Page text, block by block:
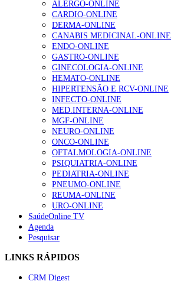
te na Insuficiência Cardíaca” da
207 visualizações
Enfermagem Forense. “Da
gesto conta e cada profissional
203 visualizações
Alguns milhares de utentes
família com nova regras do
162 visualizações
“Os programas de rastreio do
custo-efetivos e representam
sustentável para os sistemas de
94 visualizações
Quase quatro em cada dez
ALERGO-ONLINE
CARDIO-ONLINE
DERMA-ONLINE
CANABIS MEDICINAL-ONLINE
ENDO-ONLINE
GASTRO-ONLINE
GINECOLOGIA-ONLINE
HEMATO-ONLINE
HIPERTENSÃO E RCV-ONLINE
INFECTO-ONLINE
MED.INTERNA-ONLINE
MGF-ONLINE
NEURO-ONLINE
ONCO-ONLINE
OFTALMOLOGIA-ONLINE
PSIQUIATRIA-ONLINE
PEDIATRIA-ONLINE
PNEUMO-ONLINE
REUMA-ONLINE
URO-ONLINE
SaúdeOnline TV
Agenda
Pesquisar
LINKS RÁPIDOS
CRM Digest